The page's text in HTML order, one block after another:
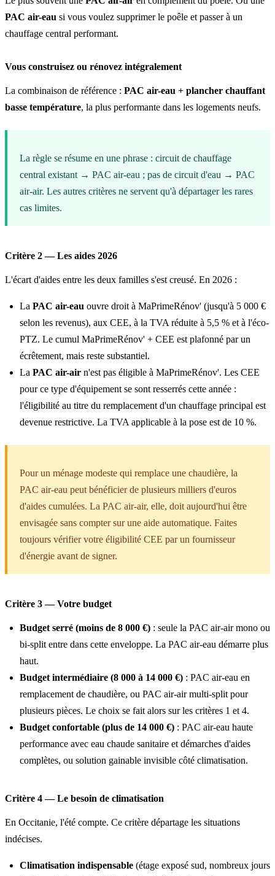
PAC air-eau si vous voulez supprimer le poêle et passer à un
chauffage central performant.
Vous construisez ou rénovez intégralement
La combinaison de référence : PAC air-eau + plancher chauffant
basse température, la plus performante dans les logements neufs.
La règle se résume en une phrase : circuit de chauffage
central existant → PAC air-eau ; pas de circuit d'eau → PAC
air-air. Les autres critères ne servent qu'à départager les rares
cas limites.
Critère 2 — Les aides 2026
L'écart d'aides entre les deux familles s'est creusé. En 2026 :
La PAC air-eau ouvre droit à MaPrimeRénov' (jusqu'à 5 000 €
selon les revenus), aux CEE, à la TVA réduite à 5,5 % et à l'éco-
PTZ. Le cumul MaPrimeRénov' + CEE est plafonné par un
écrêtement, mais reste substantiel.
La PAC air-air n'est pas éligible à MaPrimeRénov'. Les CEE
pour ce type d'équipement se sont resserrés cette année :
l'éligibilité au titre du remplacement d'un chauffage principal est
devenue restrictive. La TVA applicable à la pose est de 10 %.
Pour un ménage modeste qui remplace une chaudière, la
PAC air-eau peut bénéficier de plusieurs milliers d'euros
d'aides cumulées. La PAC air-air, elle, doit aujourd'hui être
envisagée sans compter sur une aide automatique. Faites
toujours vérifier votre éligibilité CEE par un fournisseur
d'énergie avant de signer.
Critère 3 — Votre budget
Budget serré (moins de 8 000 €) : seule la PAC air-air mono ou
bi-split entre dans cette enveloppe. La PAC air-eau démarre plus
haut.
Budget intermédiaire (8 000 à 14 000 €) : PAC air-eau en
remplacement de chaudière, ou PAC air-air multi-split pour
plusieurs pièces. Le choix se fait alors sur les critères 1 et 4.
Budget confortable (plus de 14 000 €) : PAC air-eau haute
performance avec eau chaude sanitaire et démarches d'aides
complètes, ou solution gainable invisible côté climatisation.
Critère 4 — Le besoin de climatisation
En Occitanie, l'été compte. Ce critère départage les situations
indécises.
Climatisation indispensable (étage exposé sud, nombreux jours